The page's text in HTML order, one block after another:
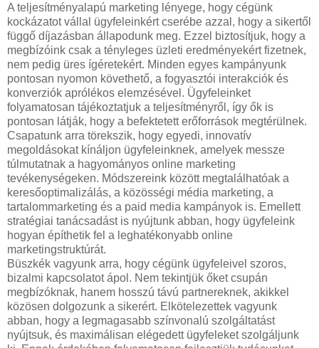
A teljesítményalapú marketing lényege, hogy cégünk
kockázatot vállal ügyfeleinkért cserébe azzal, hogy a sikertől
függő díjazásban állapodunk meg. Ezzel biztosítjuk, hogy a
megbízóink csak a tényleges üzleti eredményekért fizetnek,
nem pedig üres ígéretekért. Minden egyes kampányunk
pontosan nyomon követhető, a fogyasztói interakciók és
konverziók aprólékos elemzésével. Ügyfeleinket
folyamatosan tájékoztatjuk a teljesítményről, így ők is
pontosan látják, hogy a befektetett erőforrások megtérülnek.
Csapatunk arra törekszik, hogy egyedi, innovatív
megoldásokat kínáljon ügyfeleinknek, amelyek messze
túlmutatnak a hagyományos online marketing
tevékenységeken. Módszereink között megtalálhatóak a
keresőoptimalizálás, a közösségi média marketing, a
tartalommarketing és a paid media kampányok is. Emellett
stratégiai tanácsadást is nyújtunk abban, hogy ügyfeleink
hogyan építhetik fel a leghatékonyabb online
marketingstruktúrát.
Büszkék vagyunk arra, hogy cégünk ügyfeleivel szoros,
bizalmi kapcsolatot ápol. Nem tekintjük őket csupán
megbízóknak, hanem hosszú távú partnereknek, akikkel
közösen dolgozunk a sikerért. Elkötelezettek vagyunk
abban, hogy a legmagasabb színvonalú szolgáltatást
nyújtsuk, és maximálisan elégedett ügyfeleket szolgáljunk